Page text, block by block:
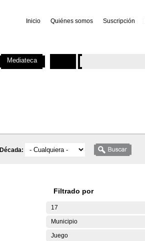
Inicio Quiénes somos Suscripción
Década:
Filtrado por
17
Municipio
Juego
Mediateca